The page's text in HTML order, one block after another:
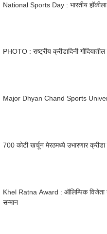
National Sports Day : भारतीय हॉकीला
PHOTO : राष्ट्रीय क्रीडादिनी
Major Dhyan Chand Sports
700 कोटी खर्चून मेरठमध्ये उभारणार क्रीडा
Khel Ratna Award : ऑलिम्पिक विजेता
सन्मान